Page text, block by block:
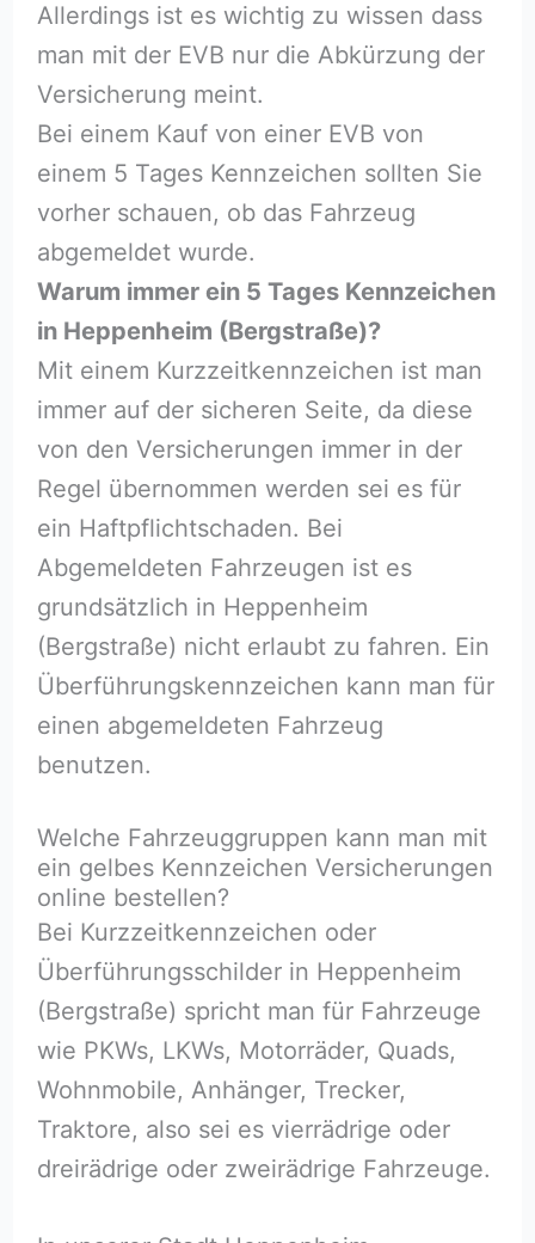
Allerdings ist es wichtig zu wissen dass
man mit der EVB nur die Abkürzung der
Versicherung meint.
Bei einem Kauf von einer EVB von
einem 5 Tages Kennzeichen sollten Sie
vorher schauen, ob das Fahrzeug
abgemeldet wurde.
Warum immer ein 5 Tages Kennzeichen
in Heppenheim (Bergstraße)?
Mit einem Kurzzeitkennzeichen ist man
immer auf der sicheren Seite, da diese
von den Versicherungen immer in der
Regel übernommen werden sei es für
ein Haftpflichtschaden. Bei
Abgemeldeten Fahrzeugen ist es
grundsätzlich in Heppenheim
(Bergstraße) nicht erlaubt zu fahren. Ein
Überführungskennzeichen kann man für
einen abgemeldeten Fahrzeug
benutzen.
Welche Fahrzeuggruppen kann man mit
ein gelbes Kennzeichen Versicherungen
online bestellen?
Bei Kurzzeitkennzeichen oder
Überführungsschilder in Heppenheim
(Bergstraße) spricht man für Fahrzeuge
wie PKWs, LKWs, Motorräder, Quads,
Wohnmobile, Anhänger, Trecker,
Traktore, also sei es vierrädrige oder
dreirädrige oder zweirädrige Fahrzeuge.